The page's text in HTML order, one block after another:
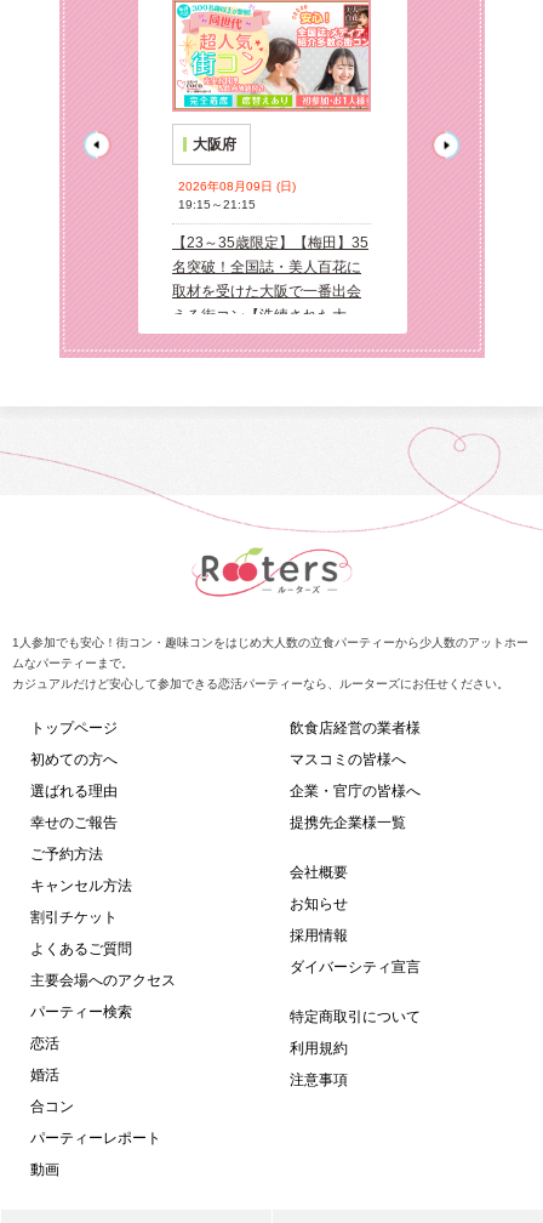
】【京橋】全
取材を受け
える街コン
オシャレ・隠
貸切☆【真剣
大阪府
2026年08月09日 (日)
19:15～21:15
【23～35歳限定】【梅田】35
名突破！全国誌・美人百花に
取材を受けた大阪で一番出会
える街コン【洗練された大人
大阪府
2026年08月08日
19:15～21:15
【38～54歳限
国誌・美人百
た大阪で一番
☆開放感抜群
ング貸切☆同
製焼き立てパ
す☆LINE交換
り！
練された大人
【当たる！有
によるオラク
料理＆飲み放
自由＆席がえ
1人参加でも安心！街コン・趣味コンをはじめ大人数の立食パーティーから少人数のアットホー
ムなパーティーまで。
カジュアルだけど安心して参加できる恋活パーティーなら、ルーターズにお任せください。
トップページ
初めての方へ
選ばれる理由
幸せのご報告
ご予約方法
キャンセル方法
割引チケット
よくあるご質問
主要会場へのアクセス
パーティー検索
恋活
婚活
合コン
パーティーレポート
動画
飲食店経営の業者様
マスコミの皆様へ
企業・官庁の皆様へ
提携先企業様一覧
会社概要
お知らせ
採用情報
ダイバーシティ宣言
特定商取引について
利用規約
注意事項